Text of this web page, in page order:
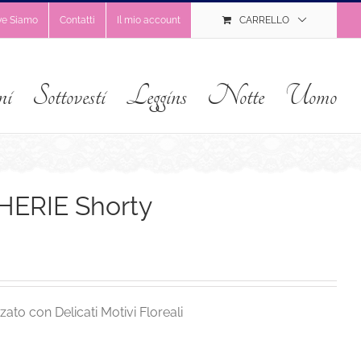
Siamo Contatti Il mio account CARRELLO
Sottovesti Leggins Notte Uomo
Shorty
con Delicati Motivi Floreali